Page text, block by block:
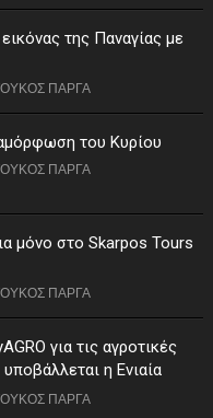
της Παναγίας με
ΠΑΡΓΑ
του Κυρίου
ΠΑΡΓΑ
μόνο στο Skarpos Tours
ΠΑΡΓΑ
για τις αγροτικές
η Ενιαία
ΠΑΡΓΑ